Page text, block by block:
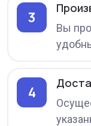
3
Вы
4